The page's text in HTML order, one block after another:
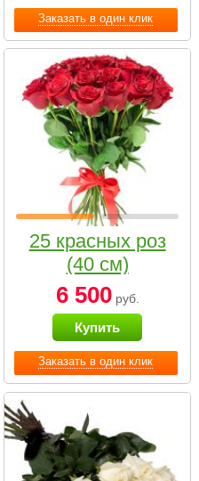
Заказать в один клик
Заказать в один клик
25 красных роз
(40 см)
6 500руб.
Купить